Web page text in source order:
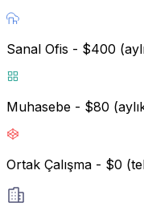
Sanal Ofis - $400
Muhasebe - $80
Ortak Çalışma - $0